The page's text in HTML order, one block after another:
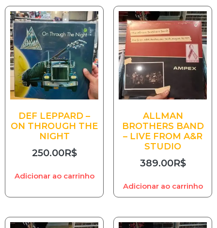
DEF LEPPARD –
ON THROUGH THE
NIGHT
250.00R$
Adicionar ao carrinho
ALLMAN
BROTHERS BAND
– LIVE FROM A&R
STUDIO
389.00R$
Adicionar ao carrinho